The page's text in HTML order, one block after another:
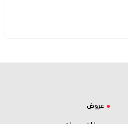
عروض